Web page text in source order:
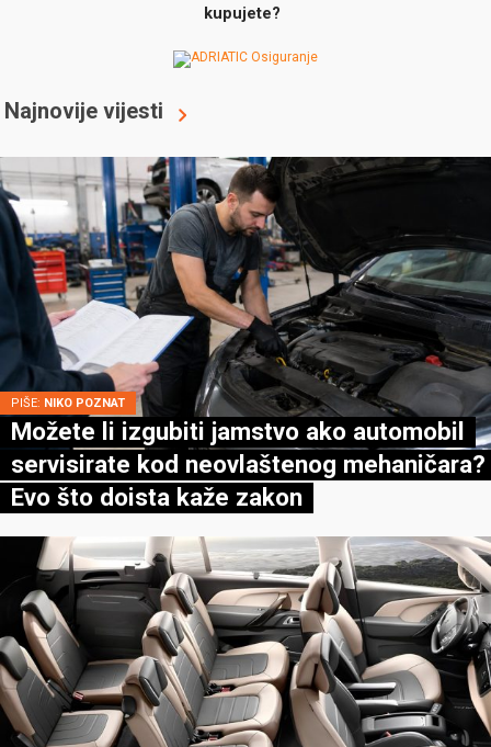
kupujete?
Najnovije vijesti
PIŠE: NIKO POZNAT
Možete li izgubiti jamstvo ako automobil
servisirate kod neovlaštenog mehaničara?
Evo što doista kaže zakon